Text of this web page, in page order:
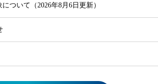
ついて（2026年8月6日更新）